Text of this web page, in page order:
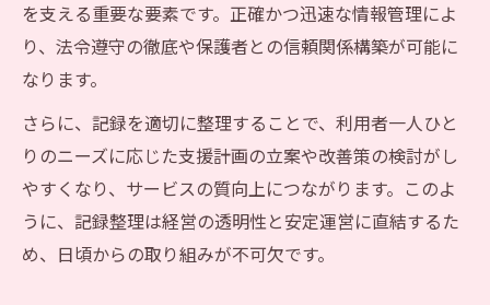
を支える重要な要素です。正確かつ迅速な情報管理によ
り、法令遵守の徹底や保護者との信頼関係構築が可能に
なります。
さらに、記録を適切に整理することで、利用者一人ひと
りのニーズに応じた支援計画の立案や改善策の検討がし
やすくなり、サービスの質向上につながります。このよ
うに、記録整理は経営の透明性と安定運営に直結するた
め、日頃からの取り組みが不可欠です。